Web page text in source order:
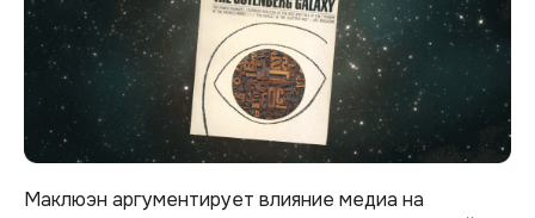
Маклюэн аргументирует влияние медиа на